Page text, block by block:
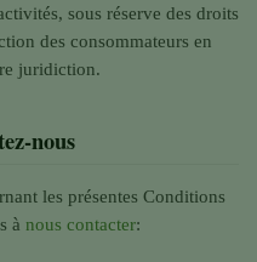
sous réserve des droits
des consommateurs en
juridiction.
nous
les présentes Conditions
à nous contacter: